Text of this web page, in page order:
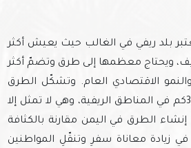
بلد ريفي في الغالب حيث يعيش أكثر
في أنحاء الريف، ويحتاج معظمها إلى طرق وتضمّ أكثر
الاقتصادي العام. وتشكّل الطرق
الريفية تحدّيا كبيرا للتنمية في اليمن؛ إذ لم تُعبّد منها إلا نحو 3,744كم في المناطق الريفية، وهي لا تمثل إلا
الطرق في اليمن مقارنة بالكثافة
زيادة معاناة سفرِ وتنقّلِ المواطنين